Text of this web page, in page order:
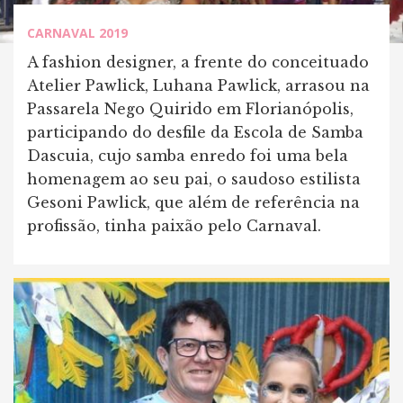
CARNAVAL 2019
A fashion designer, a frente do conceituado
Atelier Pawlick, Luhana Pawlick, arrasou na
Passarela Nego Quirido em Florianópolis,
participando do desfile da Escola de Samba
Dascuia, cujo samba enredo foi uma bela
homenagem ao seu pai, o saudoso estilista
Gesoni Pawlick, que além de referência na
profissão, tinha paixão pelo Carnaval.